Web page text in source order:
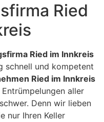
Ried
Ried im Innkreis
schnell und kompetent
Ried im Innkreis
aller
Denn wir lieben
nur Ihren Keller